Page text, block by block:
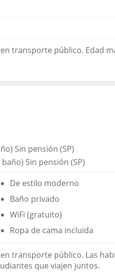
transporte público. Edad
Sin pensión (SP)
Sin pensión (SP)
De estilo moderno
Baño privado
WiFi (gratuito)
Ropa de cama incluida
transporte público. Las
que viajen juntos.